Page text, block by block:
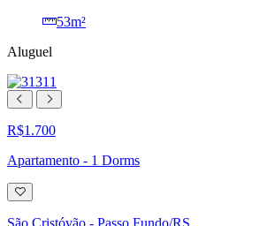
53m²
Aluguel
R$1.700
Apartamento - 1 Dorms
Adicionar
à
lista
São Cristóvão - Passo Fundo/RS